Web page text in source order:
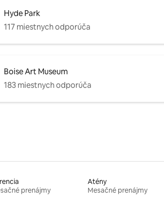
Hyde Park
117 miestnych odporúča
Boise Art Museum
183 miestnych odporúča
prenájmy
Atény
Mesačné prenájmy